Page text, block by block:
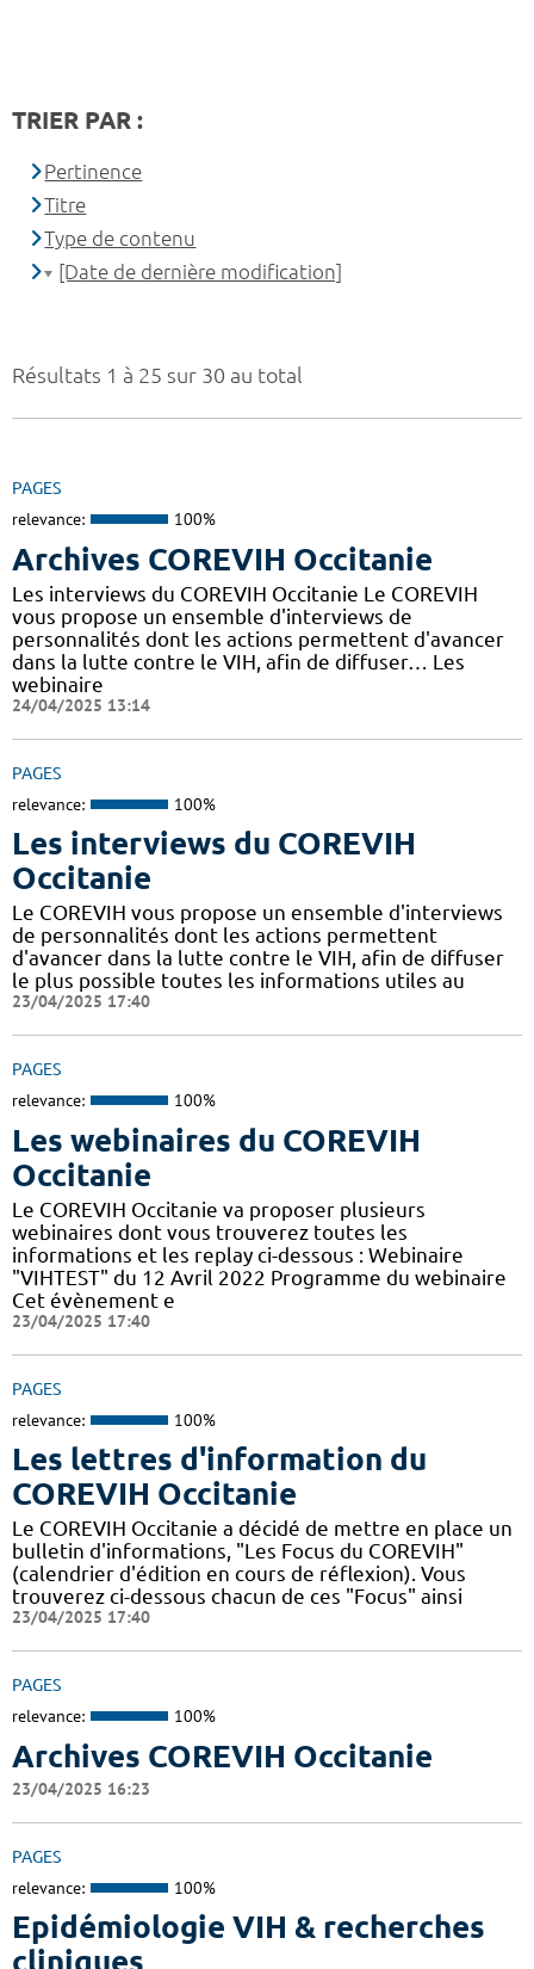
Résultats 1 à 25 sur 30 au total
PAGES
relevance: 100%
Archives COREVIH Occitanie
Les interviews du COREVIH Occitanie Le COREVIH
vous propose un ensemble d'interviews de
personnalités dont les actions permettent d'avancer
dans la lutte contre le VIH, afin de diffuser… Les
webinaire
24/04/2025 13:14
PAGES
relevance: 100%
Les interviews du COREVIH
Occitanie
Le COREVIH vous propose un ensemble d'interviews
de personnalités dont les actions permettent
d'avancer dans la lutte contre le VIH, afin de diffuser
le plus possible toutes les informations utiles au
23/04/2025 17:40
PAGES
relevance: 100%
Les webinaires du COREVIH
Occitanie
Le COREVIH Occitanie va proposer plusieurs
webinaires dont vous trouverez toutes les
informations et les replay ci-dessous : Webinaire
"VIHTEST" du 12 Avril 2022 Programme du webinaire
Cet évènement e
23/04/2025 17:40
PAGES
relevance: 100%
Les lettres d'information du
COREVIH Occitanie
Le COREVIH Occitanie a décidé de mettre en place un
bulletin d'informations, "Les Focus du COREVIH"
(calendrier d'édition en cours de réflexion). Vous
trouverez ci-dessous chacun de ces "Focus" ainsi
23/04/2025 17:40
PAGES
relevance: 100%
Archives COREVIH Occitanie
23/04/2025 16:23
PAGES
relevance: 100%
Epidémiologie VIH & recherches
cliniques
TRIER PAR :
Pertinence
Titre
Type de contenu
[Date de dernière modification]